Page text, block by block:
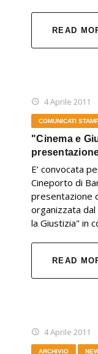
READ
4 Aprile 2011
COMUNICATI
"Cinema e
E’ convocata
Cineporto di
presentazione
organizzata
la Giustizia" in
READ
4 Aprile 2011
ARCHIVIO